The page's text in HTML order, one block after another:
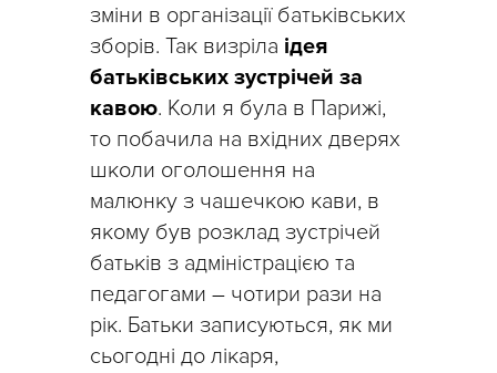
зміни в організації батьківських
зборів. Так визріла ідея
батьківських зустрічей за
кавою. Коли я була в Парижі,
то побачила на вхідних дверях
школи оголошення на
малюнку з чашечкою кави, в
якому був розклад зустрічей
батьків з адміністрацією та
педагогами – чотири рази на
рік. Батьки записуються, як ми
сьогодні до лікаря,